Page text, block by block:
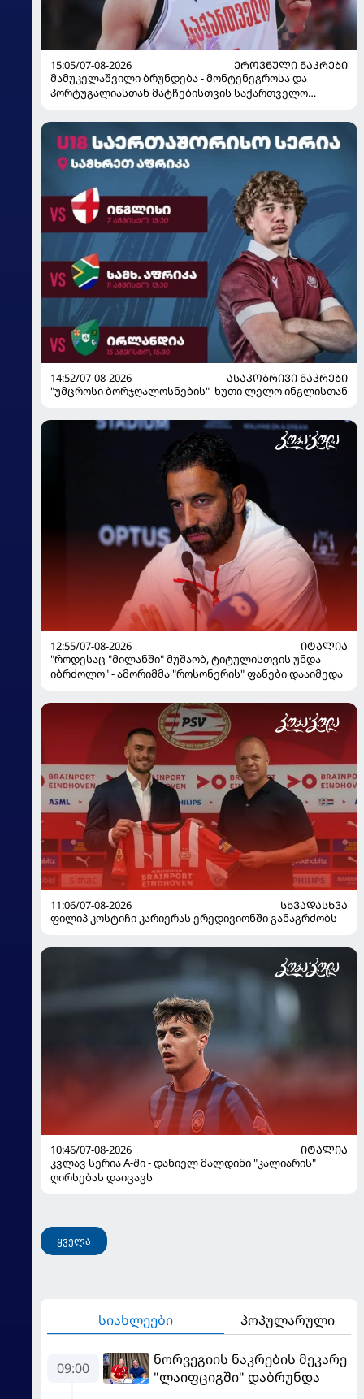
15:05/07-08-2026
ᲔᲠᲝᲕᲜᲣᲚᲘ ᲜᲐᲙᲠᲔᲑᲘ
მამუკელაშვილი ბრუნდება - მონტენეგროსა და
პორტუგალიასთან მატჩებისთვის საქართველო
14:52/07-08-2026
ᲐᲡᲐᲙᲝᲑᲠᲘᲕᲘ ᲜᲐᲙᲠᲔᲑᲘ
"უმცროსი ბორჯღალოსნების" ხუთი ლელო ინგლისთან
12:55/07-08-2026
ᲘᲢᲐᲚᲘᲐ
"როდესაც "მილანში" მუშაობ, ტიტულისთვის უნდა
იბრძოლო" - ამორიმმა "როსონერის" ფანები დააიმედა
11:06/07-08-2026
ᲡᲮᲕᲐᲓᲐᲡᲮᲕᲐ
ფილიპ კოსტიჩი კარიერას ერედივიონში განაგრძობს
10:46/07-08-2026
ᲘᲢᲐᲚᲘᲐ
კვლავ სერია A-ში - დანიელ მალდინი "კალიარის"
ღირსებას დაიცავს
ყველა
სიახლეები პოპულარული
09:00
ნორვეგიის ნაკრების მეკარე
"ლაიფციგში" დაბრუნდა